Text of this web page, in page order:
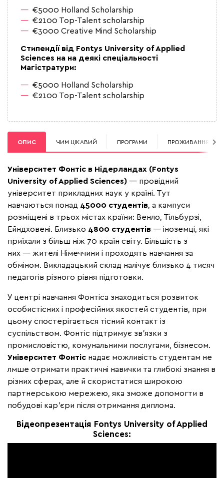
€5000 Holland Scholarship
€2100 Top-Talent scholarship
€3000 Creative Mind Scholarship
Стипендії від Fontys University of Applied
Sciences на на деякі спеціальності
Магістратури:
€5000 Holland Scholarship
€2100 Top-Talent scholarship
ОПИС ЧИМ ЦІКАВИЙ ПРОГРАМИ ПРОЖИВАННЯ
Університет Фонтіс в Нідерландах (Fontys
University of Applied Sciences) — провідний
університет прикладних наук у країні. Тут
навчаються понад 45000 студентів , а кампуси
розміщені в трьох містах країни: Венло, Тільбурзі,
Ейндховені. Близько 4800 студентів — іноземці, які
приїхали з більш ніж 70 країн світу. Більшість з
них — жителі Німеччини і проходять навчання за
обміном. Викладацький склад налічує близько 4 тисяч
педагогів різного рівня підготовки.
У центрі навчання Фонтіса знаходиться розвиток
особистісних і професійних якостей студентів, при
цьому спостерігається тісний контакт із
суспільством. Фонтіс підтримує зв'язки з
промисловістю, комунальними послугами, бізнесом.
Університет Фонтіс надає можливість студентам не
лмше отримати практичні навички та глибокі знання в
різних сферах, але й скористатися широкою
партнерською мережею, яка зможе допомогти в
побудові кар'єри після отримання диплома.
Відеопрезентація Fontys University of Applied
Sciences: